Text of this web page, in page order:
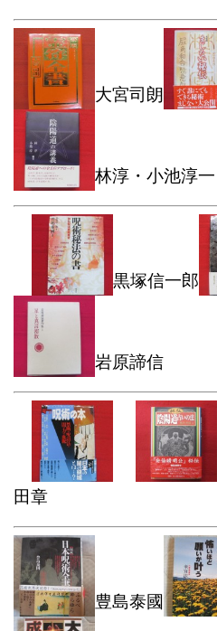
大宮司朗
林淳・小池淳一
黒塚信一郎
岩原諦信
田章
豊島泰國